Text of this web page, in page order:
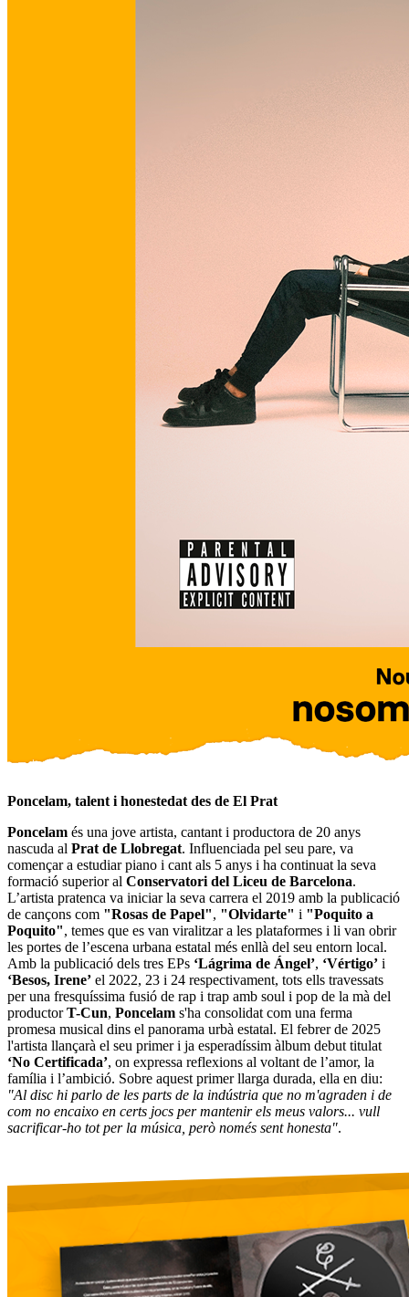
Poncelam, talent i honestedat des de El Prat
Poncelam és una jove artista, cantant i productora de 20 anys
nascuda al Prat de Llobregat. Influenciada pel seu pare, va
començar a estudiar piano i cant als 5 anys i ha continuat la seva
formació superior al Conservatori del Liceu de Barcelona.
L’artista pratenca va iniciar la seva carrera el 2019 amb la publicació
de cançons com "Rosas de Papel", "Olvidarte" i "Poquito a
Poquito", temes que es van viralitzar a les plataformes i li van obrir
les portes de l’escena urbana estatal més enllà del seu entorn local.
Amb la publicació dels tres EPs ‘Lágrima de Ángel’, ‘Vértigo’ i
‘Besos, Irene’ el 2022, 23 i 24 respectivament, tots ells travessats
per una fresquíssima fusió de rap i trap amb soul i pop de la mà del
productorT-Cun, Poncelam s'ha consolidat com una ferma
promesa musical dins el panorama urbà estatal. El febrer de 2025
l'artista llançarà el seu primer i ja esperadíssim àlbum debut titulat
‘No Certificada’, on expressa reflexions al voltant de l’amor, la
família i l’ambició. Sobre aquest primer llarga durada, ella en diu:
"Al disc hi parlo de les parts de la indústria que no m'agraden i de
com no encaixo en certs jocs per mantenir els meus valors... vull
sacrificar-ho tot per la música, però només sent honesta".